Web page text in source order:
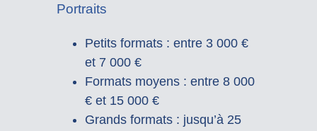
Portraits
Petits formats : entre 3 000 €
et 7 000 €
Formats moyens : entre 8 000
€ et 15 000 €
Grands formats : jusqu’à 25